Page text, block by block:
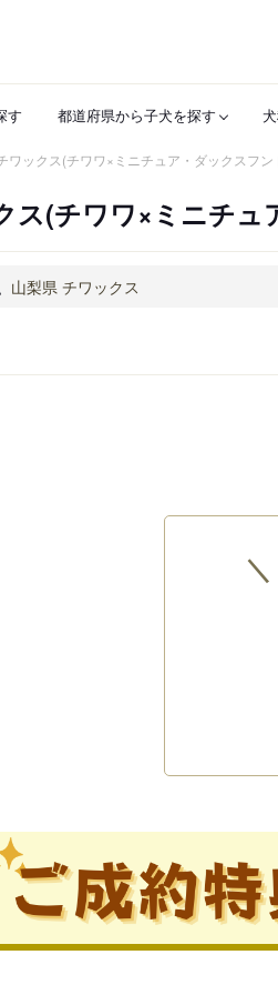
す 都道府県から子犬を探す
ワックス(チワワ×ミニチュア・ダックスフ
ス(チワワ×ミニチ